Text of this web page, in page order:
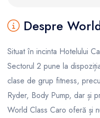
Despre
Situat în incinta Hotelului
Sectorul 2 pune la
clase de grup fitness,
Ryder, Body Pump, dar și
World Class Caro oferă și